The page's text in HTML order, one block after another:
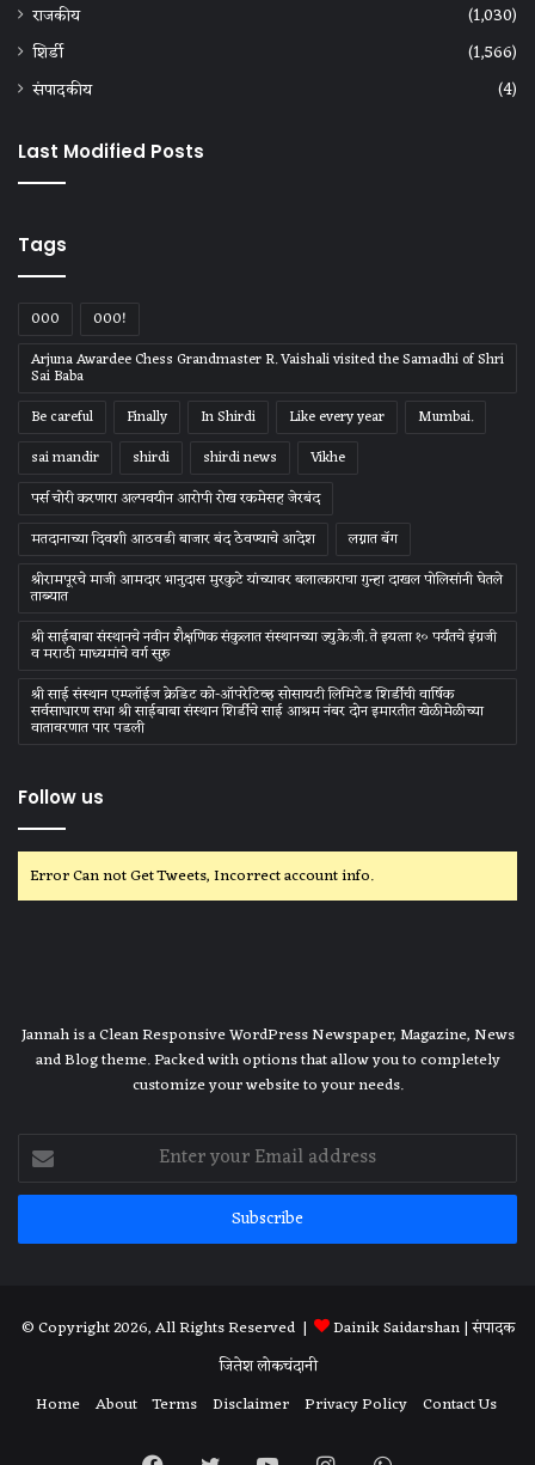
राजकीय
(1,030)
शिर्डी
(1,566)
संपादकीय
(4)
Last Modified Posts
Tags
000
000!
Arjuna Awardee Chess Grandmaster R. Vaishali visited the Samadhi of Shri
Sai Baba
Be careful
Finally In Shirdi Like every year
Mumbai.
sai mandir
shirdi shirdi news
Vikhe
पर्स चोरी करणारा अल्पवयीन आरोपी रोख रकमेसह जेरबंद
मतदानाच्या दिवशी आठवडी बाजार बंद ठेवण्याचे आदेश
लग्नात बॅग
श्रीरामपूरचे माजी आमदार भानुदास मुरकुटे यांच्यावर बलात्काराचा गुन्हा दाखल पोलिसांनी घेतले
ताब्यात
श्री साईबाबा संस्‍थानचे नवीन शैक्षणिक संकुलात संस्‍थानच्‍या ज्‍यु.के.जी. ते इयत्‍ता १० पर्यंतचे इंग्रजी
व मराठी माध्‍यमांचे वर्ग सुरु
श्री साई संस्थान एम्प्लॉईज क्रेडिट को-ऑपरेटिव्ह सोसायटी लिमिटेड शिर्डीची वार्षिक
सर्वसाधारण सभा श्री साईबाबा संस्थान शिर्डीचे साई आश्रम नंबर दोन इमारतीत खेळीमेळीच्या
वातावरणात पार पडली
Follow us
Error Can not Get Tweets, Incorrect account info.
Jannah is a Clean Responsive WordPress Newspaper, Magazine, News
and Blog theme. Packed with options that allow you to completely
customize your website to your needs.
Enter
your
Email
© Copyright 2026, All Rights Reserved | Dainik Saidarshan| संपादक
जितेश लोकचंदानी
Home About Terms Disclaimer Privacy Policy Contact Us